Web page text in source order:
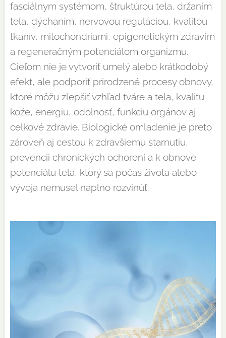
fasciálnym systémom, štruktúrou tela, držaním
tela, dýchaním, nervovou reguláciou, kvalitou
tkanív, mitochondriami, epigenetickým zdravím
a regeneračným potenciálom organizmu.
Cieľom nie je vytvoriť umelý alebo krátkodobý
efekt, ale podporiť prirodzené procesy obnovy,
ktoré môžu zlepšiť vzhľad tváre a tela, kvalitu
kože, energiu, odolnosť, funkciu orgánov aj
celkové zdravie. Biologické omladenie je preto
zároveň aj cestou k zdravšiemu starnutiu,
prevencii chronických ochorení a k obnove
potenciálu tela, ktorý sa počas života alebo
vývoja nemusel naplno rozvinúť.